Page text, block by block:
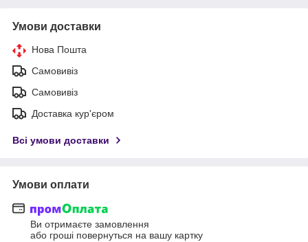
Умови доставки
Нова Пошта
Самовивіз
Самовивіз
Доставка кур'єром
Всі умови доставки
Умови оплати
Ви отримаєте замовлення
або гроші повернуться на вашу картку